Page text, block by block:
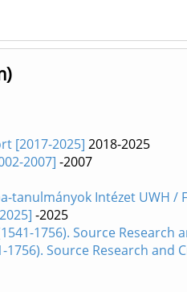
[2017-2025] 2018-2025
2007] -2007
Intézet UWH /
-2025
1756). Source Research
Source Research and